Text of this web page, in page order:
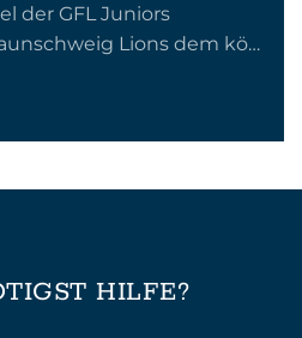
der GFL Juniors
Lions dem kö…
HILFE?